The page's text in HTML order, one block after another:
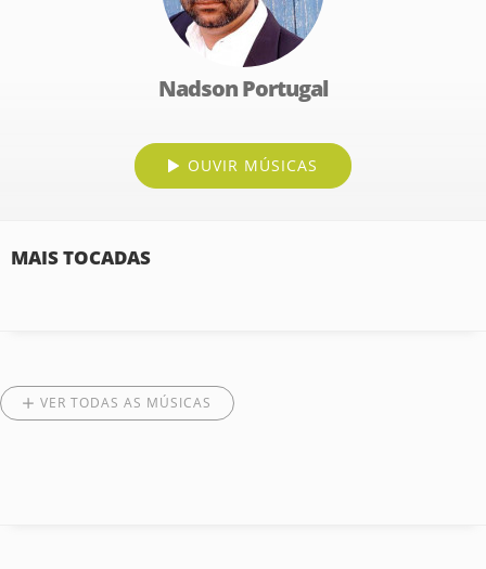
Nadson Portugal
OUVIR MÚSICAS
MAIS TOCADAS
VER TODAS AS MÚSICAS